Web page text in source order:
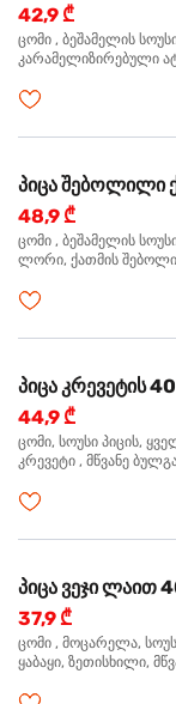
42,9 ₾
ცომი , ბეშამელის სოუსი,
კარამელიზირებული
პიცა შებოლილი
48,9 ₾
ცომი , ბეშამელის
ლორი, ქათმის
ხალაპენიო, ორეგანო
პიცა კრევეტის
44,9 ₾
ცომი, სოუსი პიცის,
კრევეტი , მწვანე
პიცა ვეჯი ლაით
37,9 ₾
ცომი , მოცარელა, სოუსი პიცის, პომიდორი ,
ყაბაყი, ზეთისხილი,